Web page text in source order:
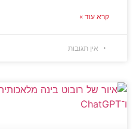
קרא עוד »
אין תגובות